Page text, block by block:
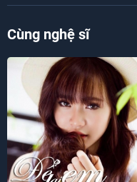
Cùng nghệ sĩ